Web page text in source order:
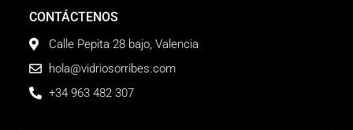
CONTÁCTENOS
Calle Pepita 28 bajo, Valencia
hola@vidriosorribes.com
+34 963 482 307